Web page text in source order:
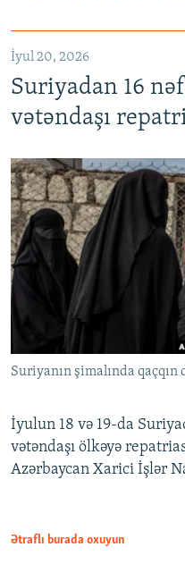
Auto
İyul 20, 2026
Suriyadan 16
vətəndaşı
Suriyanın şimalında
İyulun 18 və 19-da
vətəndaşı ölkəyə
Azərbaycan Xarici İşlər
Ətraflı burada oxuyun